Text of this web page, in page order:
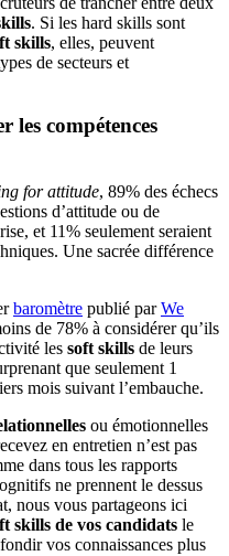
. Si les hard skills sont
skills, elles, peuvent
de secteurs et
les compétences
for attitude, 89% des échecs
d’attitude ou de
et 11% seulement seraient
Une sacrée différence
baromètre publié parWe
de 78% à considérer qu’ils
les soft skills de leurs
que seulement 1
mois suivant l’embauche.
ou émotionnelles
en entretien n’est pas
dans tous les rapports
ne prennent le dessus
nous vous partageons ici
skills de vos candidats le
vos connaissances plus